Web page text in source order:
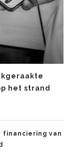
het strand
financiering van